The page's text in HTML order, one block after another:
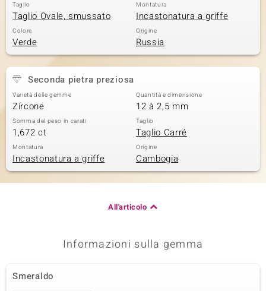
Taglio
Taglio Ovale, smussato
Montatura
Incastonatura a griffe
Colore
Verde
Origine
Russia
Seconda pietra preziosa
Varietà delle gemme
Zircone
Quantità e dimensione
12 à 2,5 mm
Somma del peso in carati
1,672 ct
Taglio
Taglio Carré
Montatura
Incastonatura a griffe
Origine
Cambogia
All'articolo
Informazioni sulla gemma
Smeraldo